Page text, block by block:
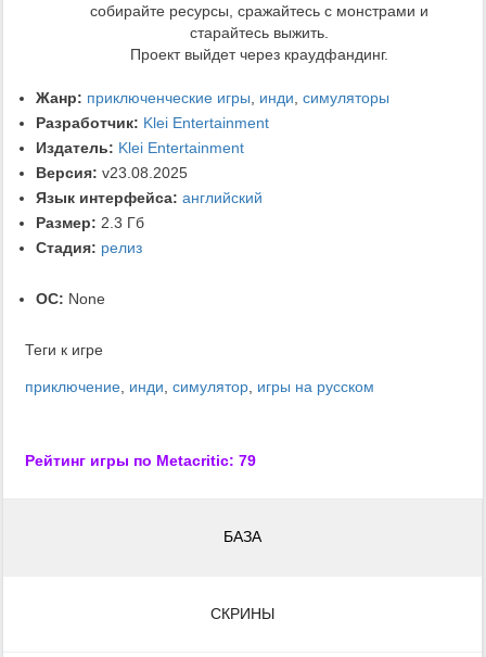
собирайте ресурсы, сражайтесь с монстрами и
старайтесь выжить.
Проект выйдет через краудфандинг.
Жанр: приключенческие игры, инди, симуляторы
Разработчик: Klei Entertainment
Издатель: Klei Entertainment
Версия: v23.08.2025
Язык интерфейса: английский
Размер: 2.3 Гб
Стадия: релиз
ОС: None
Теги к игре
приключение, инди, симулятор, игры на русском
Рейтинг игры по Metacritic: 79
БАЗА
СКРИНЫ